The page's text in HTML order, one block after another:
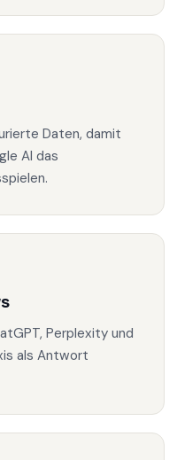
Daten, damit
AI das
Perplexity und
als Antwort